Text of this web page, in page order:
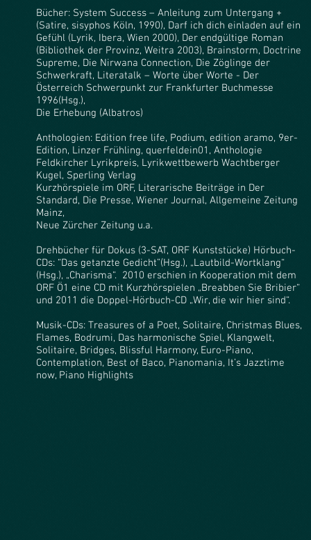
Bücher: System Success – Anleitung zum Untergang +
(Satire, sisyphos Köln, 1990), Darf ich dich einladen auf ein
Gefühl (Lyrik, Ibera, Wien 2000), Der endgültige Roman
(Bibliothek der Provinz, Weitra 2003), Brainstorm, Doctrine
Supreme, Die Nirwana Connection, Die Zöglinge der
Schwerkraft, Literatalk – Worte über Worte - Der
Österreich Schwerpunkt zur Frankfurter Buchmesse
1996(Hsg.),
Die Erhebung (Albatros)
Anthologien: Edition free life, Podium, edition aramo, 9er-
Edition, Linzer Frühling, querfeldein01, Anthologie
Feldkircher Lyrikpreis, Lyrikwettbewerb Wachtberger
Kugel, Sperling Verlag
Kurzhörspiele im ORF, Literarische Beiträge in Der
Standard, Die Presse, Wiener Journal, Allgemeine Zeitung
Mainz,
Neue Zürcher Zeitung u.a.
Drehbücher für Dokus (3-SAT, ORF Kunststücke) Hörbuch-
CDs: “Das getanzte Gedicht”(Hsg.), „Lautbild-Wortklang“
(Hsg.), „Charisma“. 2010 erschien in Kooperation mit dem
ORF Ö1 eine CD mit Kurzhörspielen „Breabben Sie Bribier“
und 2011 die Doppel-Hörbuch-CD „Wir, die wir hier sind“.
Musik-CDs: Treasures of a Poet, Solitaire, Christmas Blues,
Flames, Bodrumi, Das harmonische Spiel, Klangwelt,
Solitaire, Bridges, Blissful Harmony, Euro-Piano,
Contemplation, Best of Baco, Pianomania, It’s Jazztime
now, Piano Highlights